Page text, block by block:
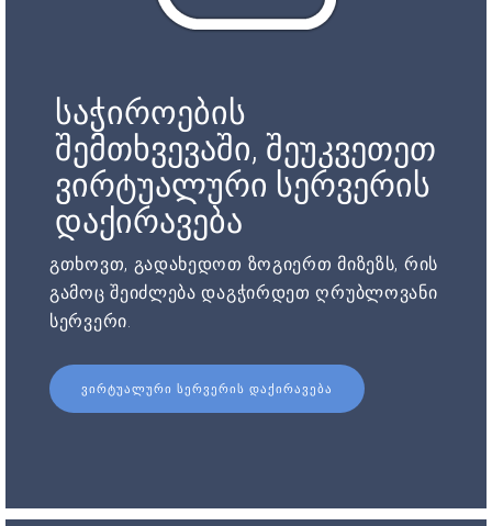
საჭიროების
შემთხვევაში, შეუკვეთეთ
ვირტუალური სერვერის
დაქირავება
გთხოვთ, გადახედოთ ზოგიერთ მიზეზს, რის
გამოც შეიძლება დაგჭირდეთ ღრუბლოვანი
სერვერი.
ᲕᲘᲠᲢᲣᲐᲚᲣᲠᲘ ᲡᲔᲠᲕᲔᲠᲘᲡ ᲓᲐᲥᲘᲠᲐᲕᲔᲑᲐ